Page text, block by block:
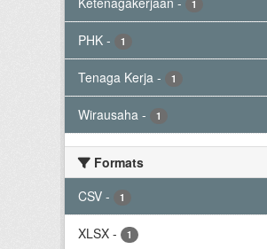
1
PHK - 1
Tenaga Kerja - 1
Wirausaha - 1
Formats
CSV - 1
XLSX - 1